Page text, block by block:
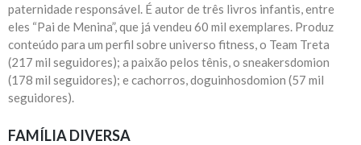
paternidade responsável. É autor de três livros infantis, entre
eles “Pai de Menina”, que já vendeu 60 mil exemplares. Produz
conteúdo para um perfil sobre universo fitness, o Team Treta
(217 mil seguidores); a paixão pelos tênis, o sneakersdomion
(178 mil seguidores); e cachorros, doguinhosdomion (57 mil
seguidores).
FAMÍLIA DIVERSA